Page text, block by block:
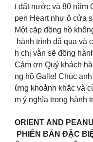
t đất nước và 80 năm
pen Heart như ô cửa
Một cặp đồng hồ
hành trình đã qua
h chị vẫn sẽ đồng
Cảm ơn Quý khách
ng hồ Galle! Chúc
ừng khoảnh khắc và
m ý nghĩa trong hành
ORIENT AND
PHIÊN BẢN ĐẶC